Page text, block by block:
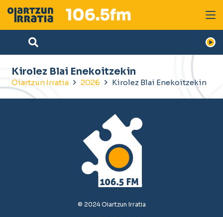
Kirolez Blai Enekoitzekin
Oiartzun Irratia 2026 Kirolez Blai Enekoitzekin
© 2024 Oiartzun Irratia